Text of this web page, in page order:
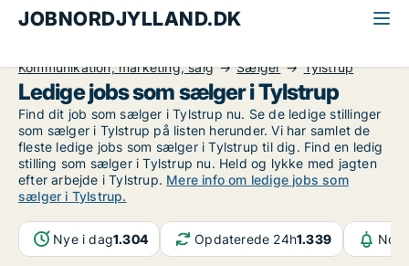
JOBNORDJYLLAND.DK
Kommunikation, marketing, salg
Sælger Tylstrup
Ledige jobs som sælger i Tylstrup
Find dit job som sælger i Tylstrup nu. Se de ledige stillinger
som sælger i Tylstrup på listen herunder. Vi har samlet de
fleste ledige jobs som sælger i Tylstrup til dig. Find en ledig
stilling som sælger i Tylstrup nu. Held og lykke med jagten
efter arbejde i Tylstrup. Mere info om ledige jobs som
sælger i Tylstrup.
Nye i dag1.304 Opdaterede 24h1.339